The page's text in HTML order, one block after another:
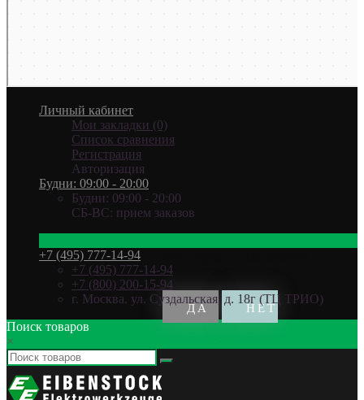
Личный кабинет
Мои закладки (0)
Список сравнения
Регистрация
Авторизация
Будни: 09:00 - 20:00
Будни: 09:00 - 20:00
СБ-ВС: прием заказов
+7 (495) 777-14-94
+7 (495) 777-14-94
+7 (800) 200-15-94
г. Москва. ул. Суздальская, д. 18г (ТЦ ТРИО)
Поиск товаров
×